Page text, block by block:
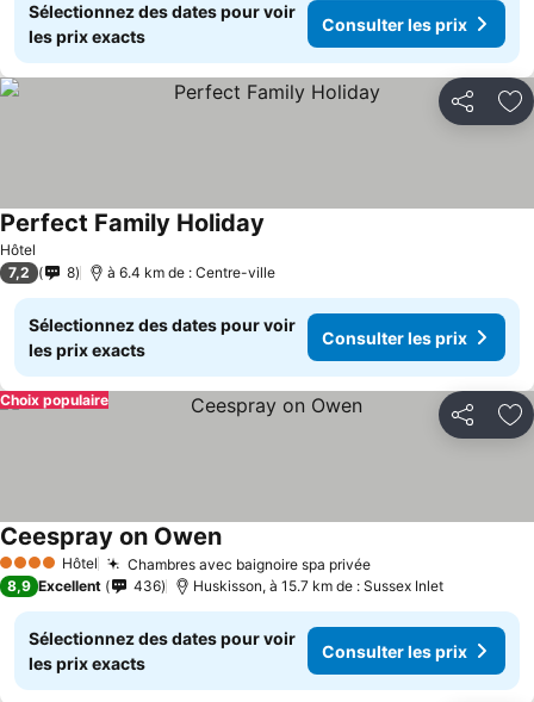
Sélectionnez des dates pour voir
les prix exacts
Consulter les prix
Partager
Hôtel
Perfect Family Holiday
7,2 8 à 6.4 km de : Centre-ville
Sélectionnez des dates pour voir
les prix exacts
Consulter les prix
Partager
Choix populaire
4 Étoiles Hôtel Chambres avec baignoire spa privéeConsulter les prix
Ceespray on OwenConsulter les prix
8,9 Excellent 436 Huskisson, à 15.7 km de : Sussex Inlet
Sélectionnez des dates pour voir
les prix exacts
Consulter les prix